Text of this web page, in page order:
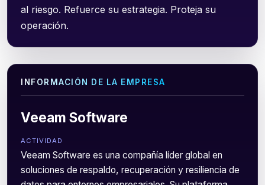
al riesgo. Refuerce su estrategia. Proteja su
operación.
INFORMACIÓN DE LA EMPRESA
Veeam Software
ACTIVIDAD
Veeam Software es una compañía líder global en
soluciones de respaldo, recuperación y resiliencia de